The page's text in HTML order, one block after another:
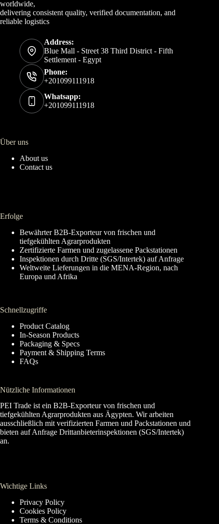
worldwide,
delivering consistent quality, verified documentation, and
reliable logistics
Address:
Blue Mall - Street 38 Third District - Fifth
Settlement - Egypt
Phone:
+201099111918
Whatsapp:
+201099111918
Über uns
About us
Contact us
Erfolge
Bewährter B2B-Exporteur von frischen und
tiefgekühlten Agrarprodukten
Zertifizierte Farmen und zugelassene Packstationen
Inspektionen durch Dritte (SGS/Intertek) auf Anfrage
Weltweite Lieferungen in die MENA-Region, nach
Europa und Afrika
Schnellzugriffe
Product Catalog
In-Season Products
Packaging & Specs
Payment & Shipping Terms
FAQs
Nützliche Informationen
PEI Trade ist ein B2B-Exporteur von frischen und
tiefgekühlten Agrarprodukten aus Ägypten. Wir arbeiten
ausschließlich mit verifizierten Farmen und Packstationen und
bieten auf Anfrage Drittanbieterinspektionen (SGS/Intertek)
an.
Wichtige Links
Privacy Policy
Cookies Policy
Terms & Conditions